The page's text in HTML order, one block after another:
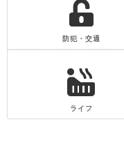
防犯・交通
ライフ